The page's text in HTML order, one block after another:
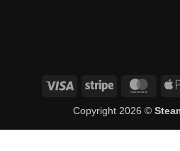
Visa Stripe
Copyright 2026 ©